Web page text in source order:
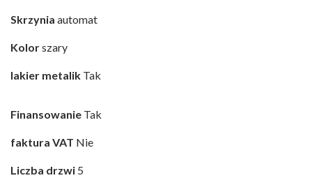
Skrzynia automat
Kolorszary
lakier metalik Tak
Finansowanie Tak
faktura VAT Nie
Liczba drzwi 5